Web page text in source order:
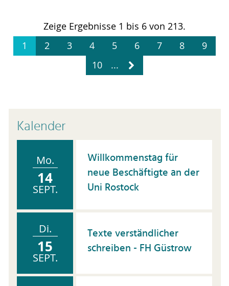
wissenschaftliche Publikationen
Zeige Ergebnisse 1 bis 6 von 213.
1
2 3 4 5 6 7 8
9
10
...
Kalender
Mo.
14
SEPT.
Willkommenstag für
neue Beschäftigte an der
Uni Rostock
Di.
15
SEPT.
Texte verständlicher
schreiben - FH Güstrow